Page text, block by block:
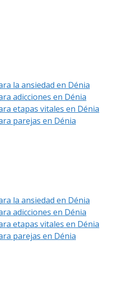
la ansiedad en Dénia
adicciones en Dénia
etapas vitales en Dénia
parejas en Dénia
la ansiedad en Dénia
adicciones en Dénia
etapas vitales en Dénia
parejas en Dénia